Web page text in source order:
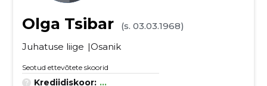
Olga Tsibar
(s. 03.03.1968)
Juhatuse liige
Osanik
Seotud ettevõtete skoorid
Krediidiskoor: ...